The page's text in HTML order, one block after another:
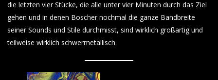
die letzten vier Stücke, die alle unter vier Minuten durch das Ziel
gehen und in denen Boscher nochmal die ganze Bandbreite
seiner Sounds und Stile durchmisst, sind wirklich großartig und
teilweise wirklich schwermetallisch.